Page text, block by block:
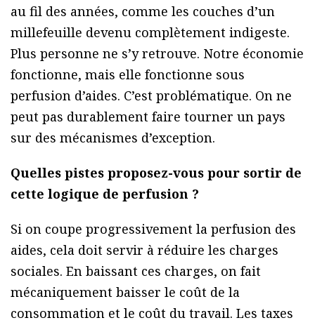
au fil des années, comme les couches d’un
millefeuille devenu complètement indigeste.
Plus personne ne s’y retrouve. Notre économie
fonctionne, mais elle fonctionne sous
perfusion d’aides. C’est problématique. On ne
peut pas durablement faire tourner un pays
sur des mécanismes d’exception.
Quelles pistes proposez-vous pour sortir de
cette logique de perfusion ?
Si on coupe progressivement la perfusion des
aides, cela doit servir à réduire les charges
sociales. En baissant ces charges, on fait
mécaniquement baisser le coût de la
consommation et le coût du travail. Les taxes